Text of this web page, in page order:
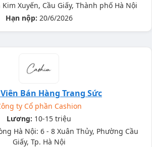
Kim Xuyến, Cầu Giấy, Thành phố Hà Nội
Hạn nộp: 20/6/2026
Bán Hàng Trang Sức
ty Cổ phần Cashion
Lương: 10-15 triệu
Hà Nội: 6 - 8 Xuân Thủy, Phường Cầu
Giấy, Tp. Hà Nội